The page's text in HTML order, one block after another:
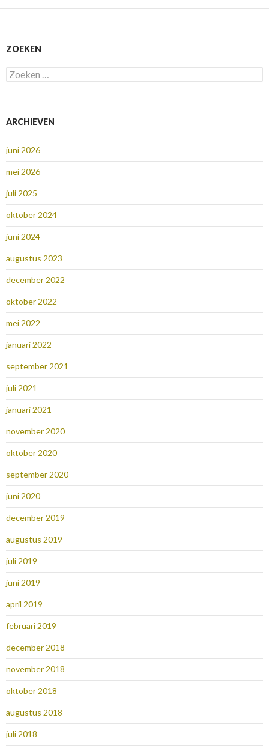
ZOEKEN
Zoeken
naar:
ARCHIEVEN
juni 2026
mei 2026
juli 2025
oktober 2024
juni 2024
augustus 2023
december 2022
oktober 2022
mei 2022
januari 2022
september 2021
juli 2021
januari 2021
november 2020
oktober 2020
september 2020
juni 2020
december 2019
augustus 2019
juli 2019
juni 2019
april 2019
februari 2019
december 2018
november 2018
oktober 2018
augustus 2018
juli 2018